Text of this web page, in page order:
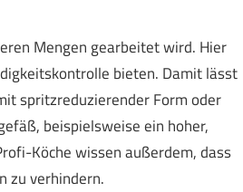
Mengen gearbeitet wird. Hier
bieten. Damit lässt
spritzreduzierender Form oder
beispielsweise ein hoher,
Köche wissen außerdem, dass
zu verhindern.